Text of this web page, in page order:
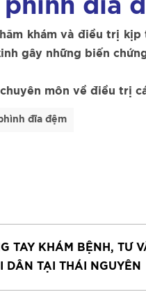
đĩa
khám và điều trị
gây những biến
môn về điều trị
đĩa đệm
TAY KHÁM BỆNH, TƯ
DÂN TẠI THÁI NGUYÊN